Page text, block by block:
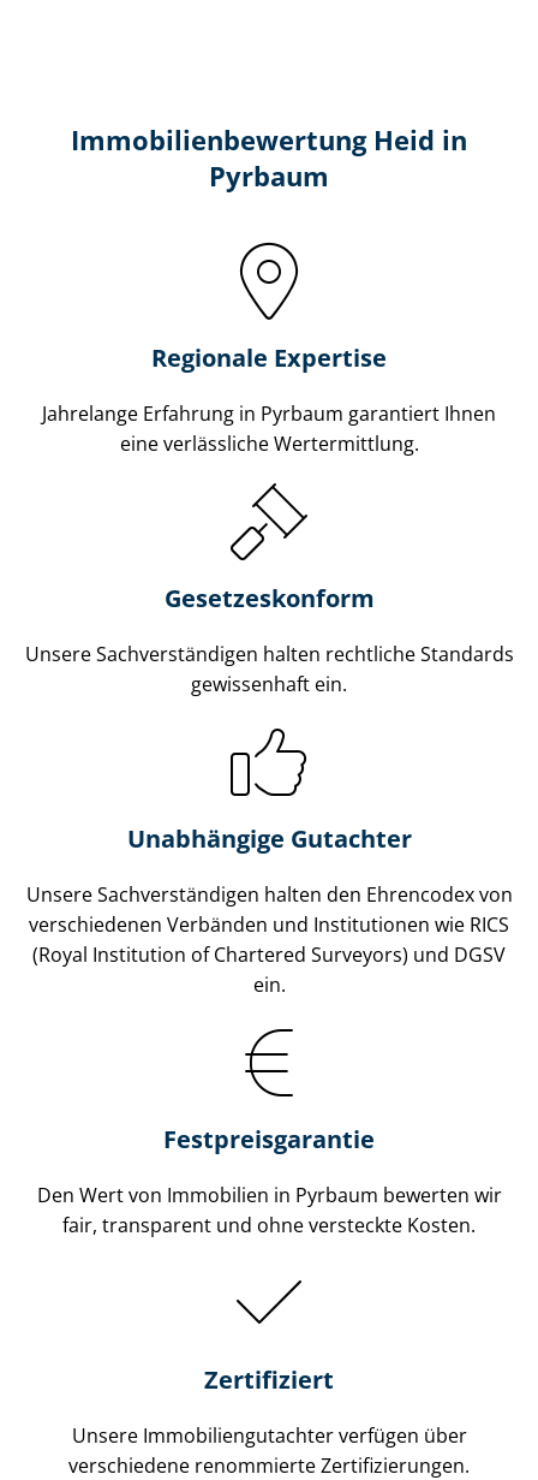
Immobilien­bewertung Heid in
Pyrbaum
Regionale Expertise
Jahrelange Erfahrung in Pyrbaum garantiert Ihnen
eine verlässliche Wertermittlung.
Gesetzes­konform
Unsere Sach­ver­stän­di­gen halten rechtliche Standards
gewissenhaft ein.
Unabhängige Gutachter
Unsere Sach­ver­stän­di­gen halten den Ehrencodex von
verschiedenen Verbänden und Institutionen wie RICS
(Royal Institution of Chartered Surveyors) und DGSV
ein.
Festpreis​garantie
Den Wert von Immobilien in Pyrbaum bewerten wir
fair, transparent und ohne versteckte Kosten.
Zertifiziert
Unsere Immobilien­gutachter verfügen über
verschiedene renommierte Zer­ti­fi­zie­run­gen.